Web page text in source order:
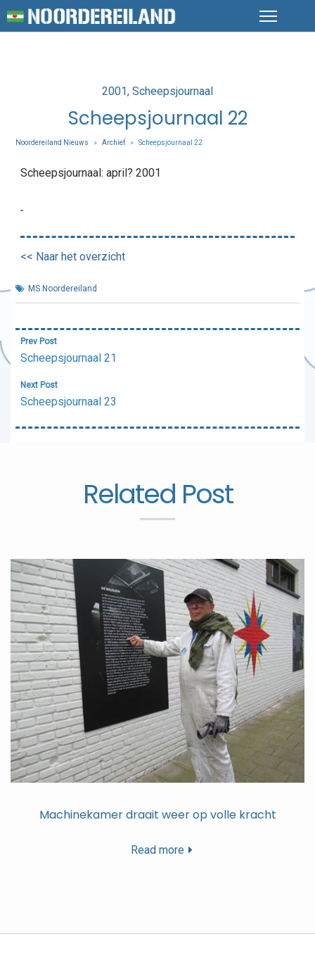
Posted
2001 Scheepsjournaal
Scheepsjournaal 22
Noordereiland Nieuws > Archief > Scheepsjournaal 22
Scheepsjournaal: april? 2001
<< Naar het overzicht
MS Noordereiland
Bericht
navigatie
Prev Post
Scheepsjournaal 21
Next Post
Scheepsjournaal 23
Related Post
Machinekamer draait weer op volle kracht
Read more